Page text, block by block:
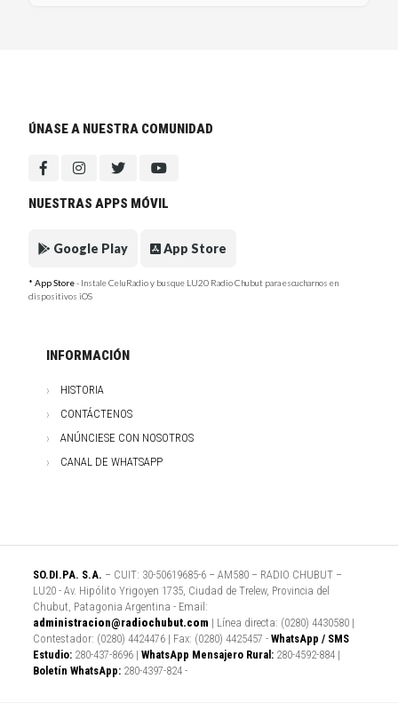
ÚNASE A NUESTRA COMUNIDAD
NUESTRAS APPS MÓVIL
Google Play App Store
* App Store- Instale CeluRadio y busque LU20 Radio Chubut para escucharnos en
dispositivos iOS
INFORMACIÓN
HISTORIA
CONTÁCTENOS
ANÚNCIESE CON NOSOTROS
CANAL DE WHATSAPP
SO.DI.PA. S.A. – CUIT: 30-50619685-6 – AM580 – RADIO CHUBUT –
LU20 - Av. Hipólito Yrigoyen 1735, Ciudad de Trelew, Provincia del
Chubut, Patagonia Argentina - Email:
administracion@radiochubut.com | Línea directa: (0280) 4430580 |
Contestador: (0280) 4424476 | Fax: (0280) 4425457 - WhatsApp / SMS
Estudio: 280-437-8696 | WhatsApp Mensajero Rural: 280-4592-884 |
Boletín WhatsApp: 280-4397-824 -